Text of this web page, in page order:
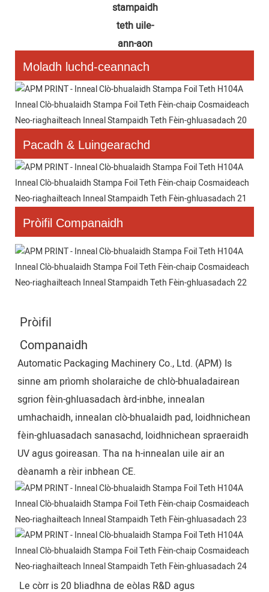
stampaidh
teth uile-
ann-aon
Moladh luchd-ceannach
Pacadh & Luingearachd
Pròifil Companaidh
Pròifil
Companaidh
Automatic Packaging Machinery Co., Ltd. (APM) Is ​​
sinne am prìomh sholaraiche de chlò-bhualadairean
sgrion fèin-ghluasadach àrd-inbhe, innealan
umhachaidh, innealan clò-bhualaidh pad, loidhnichean
fèin-ghluasadach sanasachd, loidhnichean spraeraidh
UV agus goireasan. Tha na h-innealan uile air an
dèanamh a rèir inbhean CE.
Le còrr is 20 bliadhna de eòlas R&D agus